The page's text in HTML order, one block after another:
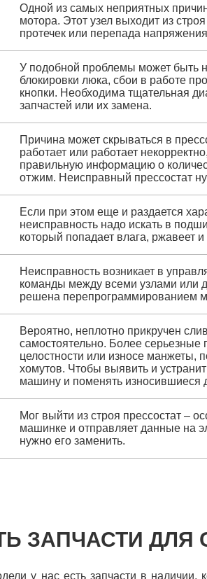
Одной из самых неприятных
мотора. Этот узел выходит из
протечек или перепада
У подобной проблемы может быть
блокировки люка, сбои в работе
кнопки. Необходима тщательная
запчастей или их замена.
Причина может скрываться в
работает или работает
правильную информацию о
отжим. Неисправный прессостат
Если при этом еще и раздается
неисправность надо искать в
который попадает влага, ржавеет
Неисправность возникает в
команды между всеми узлами или
решена перепрограммированием
Вероятно, неплотно прикручен
самостоятельно. Более
целостности или износе манжеты,
хомутов. Чтобы выявить и
машину и поменять износившиеся
Мог выйти из строя прессостат –
машинке и отправляет данные на
нужно его заменить.
ЗАПЧАСТИ ДЛЯ
у нас есть запчасти в